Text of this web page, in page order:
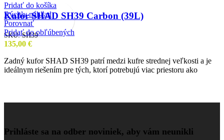
Pridať do košíka
Rýchly náhľad
Porovnať
Pridať do obľúbených
Kufor SHAD SH39 Carbon (39L)
SKU:SH39
135,00 €
Zadný kufor SHAD SH39 patrí medzi kufre strednej veľkosti a je
ideálnym riešením pre tých, ktorí potrebujú viac priestoru ako
Prihláste sa na odber noviniek, aby vám neunikli